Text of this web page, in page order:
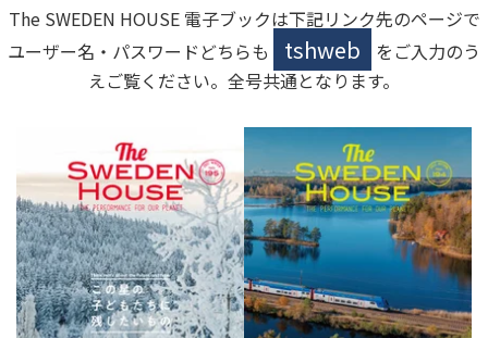
The SWEDEN HOUSE 電子ブックは下記リンク先のページで
ユーザー名・パスワードどちらも
tshweb
をご入力のう
えご覧ください。全号共通となります。
195号 バックナンバー 194号 バックナンバー